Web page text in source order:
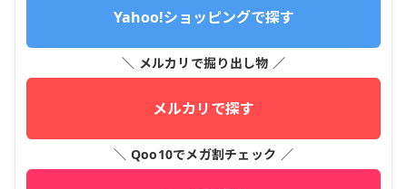
Yahoo!ショッピングで探す
＼ メルカリで掘り出し物 ／
メルカリで探す
＼ Qoo10でメガ割チェック ／